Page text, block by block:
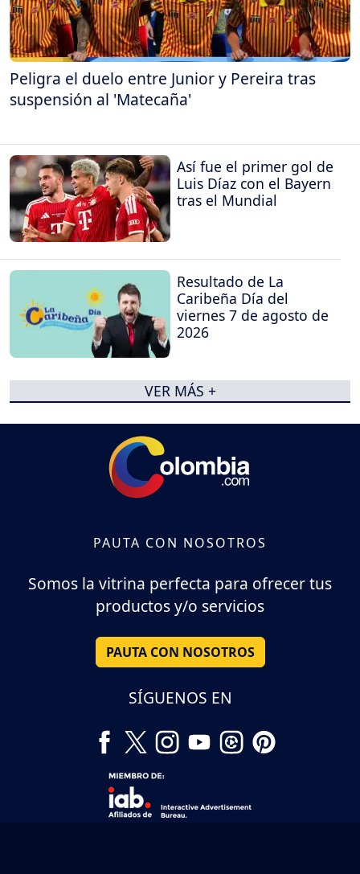
Peligra el duelo entre Junior y Pereira tras
suspensión al 'Matecaña'
Así fue el primer gol de
Luis Díaz con el Bayern
tras el Mundial
Resultado de La
Caribeña Día del
viernes 7 de agosto de
2026
VER MÁS +
PAUTA CON NOSOTROS
Somos la vitrina perfecta para ofrecer tus
productos y/o servicios
PAUTA CON NOSOTROS
SÍGUENOS EN